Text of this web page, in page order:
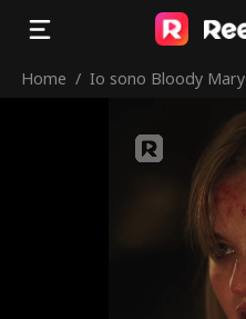
Home / Io sono Bloody Mary